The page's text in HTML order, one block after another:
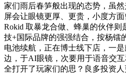
家们雨后春笋般出现的态势，虽
屏会让眼镜更厚、更贵，小度方
Rokid 取暴龙合做、蜂巢的伙伴
技+国际品牌的强强结合，按杨镭
电池续航，正在博士线下店，一
边，于AI眼镜，次要用于语音交
全打开了玩家们的思？良多投资